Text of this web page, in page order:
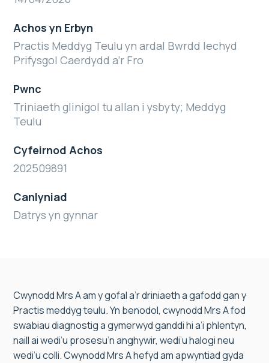
Achos yn Erbyn
Practis Meddyg Teulu yn ardal Bwrdd Iechyd
Prifysgol Caerdydd a’r Fro
Pwnc
Triniaeth glinigol tu allan i ysbyty; Meddyg
Teulu
Cyfeirnod Achos
202509891
Canlyniad
Datrys yn gynnar
Cwynodd Mrs A am y gofal a’r driniaeth a gafodd gan y
Practis meddyg teulu. Yn benodol, cwynodd Mrs A fod
swabiau diagnostig a gymerwyd ganddi hi a’i phlentyn,
naill ai wedi’u prosesu’n anghywir, wedi’u halogi neu
wedi’u colli. Cwynodd Mrs A hefyd am apwyntiad gyda